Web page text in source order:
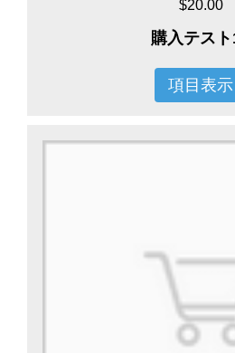
$20.00
購入テス
項目表示